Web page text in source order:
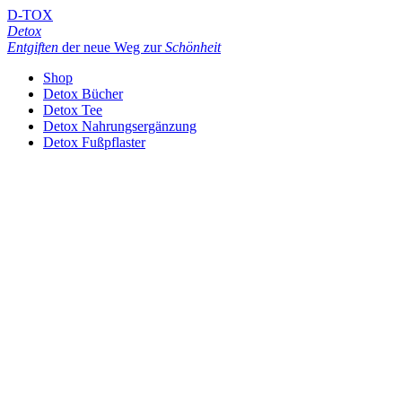
D-TOX
Detox
Entgiften der neue Weg zurSchönheit
Shop
Detox Bücher
Detox Tee
Detox Nahrungsergänzung
Detox Fußpflaster